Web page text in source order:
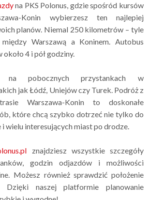
na PKS Polonus, gdzie spośród kursów
Konin wybierzesz ten najlepiej
planów. Niemal 250 kilometrów – tyle
między Warszawą a Koninem. Autobus
4 i pół godziny.
na pobocznych przystankach w
jak Łódź, Uniejów czy Turek. Podróż z
Warszawa-Konin to doskonałe
które chcą szybko dotrzeć nie tylko do
i wielu interesujących miast po drodze.
znajdziesz wszystkie szczegóły
godzin odjazdów i możliwości
Możesz również sprawdzić położenie
Dzięki naszej platformie planowanie